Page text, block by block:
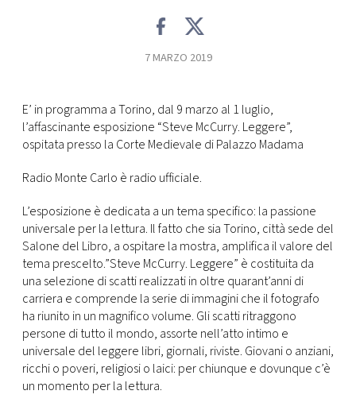
7 MARZO 2019
E’ in programma a Torino, dal 9 marzo al 1 luglio,
l’affascinante esposizione “Steve McCurry. Leggere”,
ospitata presso la Corte Medievale di Palazzo Madama
Radio Monte Carlo è radio ufficiale.
L’esposizione è dedicata a un tema specifico: la passione
universale per la lettura. Il fatto che sia Torino, città sede del
Salone del Libro, a ospitare la mostra, amplifica il valore del
tema prescelto.”Steve McCurry. Leggere” è costituita da
una selezione di scatti realizzati in oltre quarant’anni di
carriera e comprende la serie di immagini che il fotografo
ha riunito in un magnifico volume. Gli scatti ritraggono
persone di tutto il mondo, assorte nell’atto intimo e
universale del leggere libri, giornali, riviste. Giovani o anziani,
ricchi o poveri, religiosi o laici: per chiunque e dovunque c’è
un momento per la lettura.